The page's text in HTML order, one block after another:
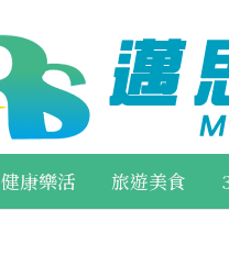
健康樂活 旅遊美食